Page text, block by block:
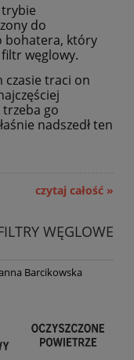
trybie
do
bohatera, który
węglowy.
czasie traci on
trzeba go
nadszedł ten
czytaj całość »
WĘGLOWE
Barcikowska